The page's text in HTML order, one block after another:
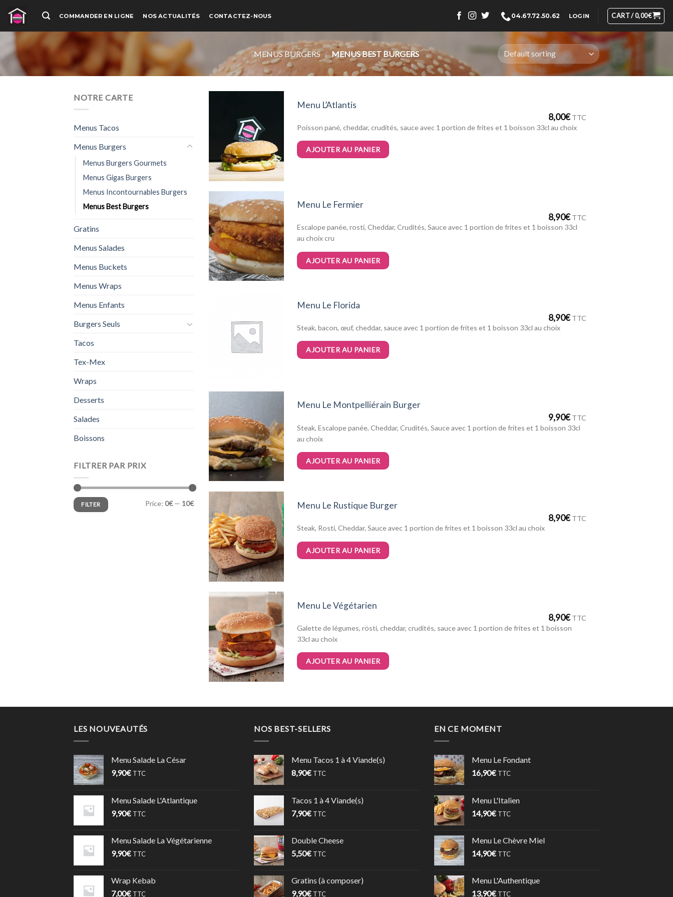
Passer
contenu
COMMANDER EN LIGNE NOS ACTUALITÉS CONTACTEZ-NOUS 04.67.72.50.62 LOGIN CART /0,00€
MENUS BURGERS / MENUS BEST BURGERS
NOTRE CARTE
Menus Tacos
Menus Burgers
Menus Burgers Gourmets
Menus Gigas Burgers
Menus Incontournables Burgers
Menus Best Burgers
Gratins
Menus Salades
Menus Buckets
Menus Wraps
Menus Enfants
Burgers Seuls
Tacos
Tex-Mex
Wraps
Desserts
Salades
Boissons
FILTRER PAR PRIX
Min
price
Max
priceFILTER Price: 0€— 10€
Menu L’Atlantis
8,00€ TTC
Poisson pané, cheddar, crudités, sauce avec 1 portion de frites et 1 boisson 33cl au choix
AJOUTER AU PANIER
Menu Le Fermier
8,90€ TTC
Escalope panée, rosti, Cheddar, Crudités, Sauce avec 1 portion de frites et 1 boisson 33cl
au choix cru
AJOUTER AU PANIER
Menu Le Florida
8,90€ TTC
Steak, bacon, œuf, cheddar, sauce avec 1 portion de frites et 1 boisson 33cl au choix
AJOUTER AU PANIER
Menu Le Montpelliérain Burger
9,90€ TTC
Steak, Escalope panée, Cheddar, Crudités, Sauce avec 1 portion de frites et 1 boisson 33cl
au choix
AJOUTER AU PANIER
Menu Le Rustique Burger
8,90€ TTC
Steak, Rosti, Cheddar, Sauce avec 1 portion de frites et 1 boisson 33cl au choix
AJOUTER AU PANIER
Menu Le Végétarien
8,90€ TTC
Galette de légumes, rösti, cheddar, crudités, sauce avec 1 portion de frites et 1 boisson
33cl au choix
AJOUTER AU PANIER
LES NOUVEAUTÉS
Menu Salade La César
9,90€ TTC
Menu Salade L'Atlantique
9,90€ TTC
Menu Salade La Végétarienne
9,90€ TTC
Wrap Kebab
7,00€ TTC
NOS BEST-SELLERS
Menu Tacos 1 à 4 Viande(s)
8,90€ TTC
Tacos 1 à 4 Viande(s)
7,90€ TTC
Double Cheese
5,50€ TTC
Gratins (à composer)
9,90€ TTC
EN CE MOMENT
Menu Le Fondant
16,90€ TTC
Menu L'Italien
14,90€ TTC
Menu Le Chèvre Miel
14,90€ TTC
Menu L'Authentique
13,90€ TTC